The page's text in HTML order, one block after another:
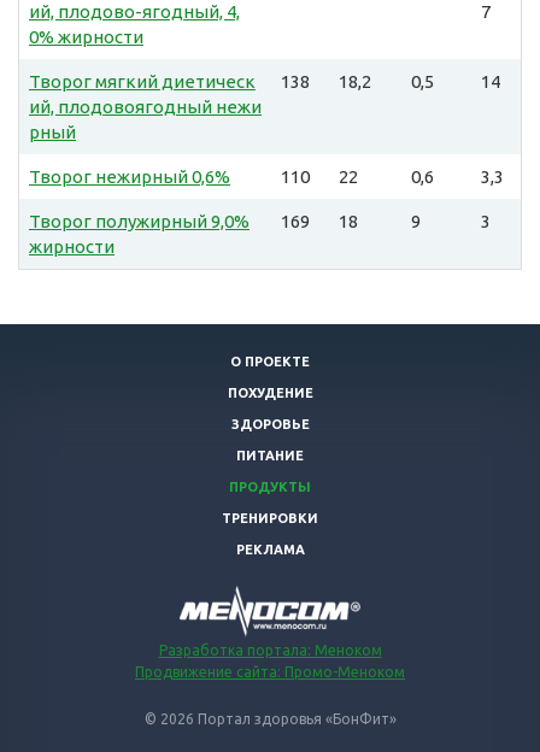
ий, плодово-ягодный, 4,
0% жирности
7
Творог мягкий диетическ
ий, плодовоягодный нежи
рный
138 18,2 0,5 14
Творог нежирный 0,6% 110 22 0,6 3,3
Творог полужирный 9,0%
жирности
169 18 9 3
О ПРОЕКТЕ
ПОХУДЕНИЕ
ЗДОРОВЬЕ
ПИТАНИЕ
ПРОДУКТЫ
ТРЕНИРОВКИ
РЕКЛАМА
Разработка портала: Меноком
Продвижение сайта: Промо-Меноком
© 2026 Портал здоровья «БонФит»